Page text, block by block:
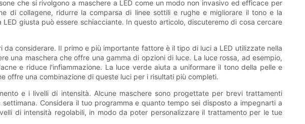
che si rivolgono a maschere a LED come un modo non invasivo ed efficace per
di collagene, ridurre la comparsa di linee sottili e rughe e migliorare il tono e la
giusta può essere schiacciante. In questo articolo, discuteremo di cosa cercare
considerare. Il primo e più importante fattore è il tipo di luci a LED utilizzate nella
una maschera che offre una gamma di opzioni di luce. La luce rossa, ad esempio,
e riduce l'infiammazione. La luce verde aiuta a uniformare il tono della pelle e
offre una combinazione di queste luci per i risultati più completi.
e i livelli di intensità. Alcune maschere sono progettate per brevi trattamenti
Considera il tuo programma e quanto tempo sei disposto a impegnarti a
di intensità regolabili, in modo da poter personalizzare il trattamento per le tue